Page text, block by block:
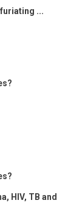
...
HIV, TB and